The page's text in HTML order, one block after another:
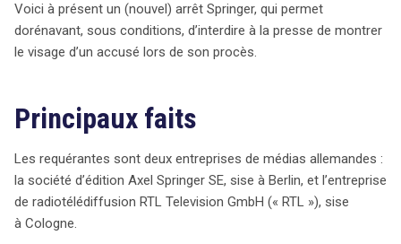
justifiait la publication d’images. La CEDH a cependant
confirmé que cette restriction était proportionnée et
nécessaire pour protéger les droits de l’accusé, qui
contraire. L’arrêt souligne que même en cas d’aveux, la
présomption d’innocence doit être préservée, surtout
La décision met en avant l’importance de concilier
l’accès à l’information et le respect des droits
fondamentaux des personnes impliquées dans des
affaires judiciaires, rappelant ainsi aux médias que leur
Voici à présent un (nouvel) arrêt Springer, qui permet
dorénavant, sous conditions, d’interdire à la presse de montrer
le visage d’un accusé lors de son procès.
Principaux faits
Les requérantes sont deux entreprises de médias allemandes :
la société d’édition Axel Springer SE, sise à Berlin, et l’entreprise
de radiotélédiffusion RTL Television GmbH (« RTL »), sise
à Cologne.